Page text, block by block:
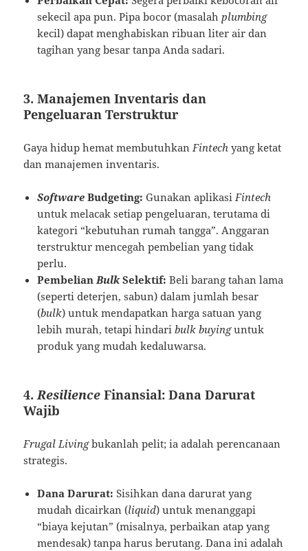
sekecil apa pun. Pipa bocor (masalahplumbing
kecil) dapat menghabiskan ribuan liter air dan
tagihan yang besar tanpa Anda sadari.
3. Manajemen Inventaris dan
Pengeluaran Terstruktur
Gaya hidup hemat membutuhkanFintech yang ketat
dan manajemen inventaris.
Software Budgeting: Gunakan aplikasiFintech
untuk melacak setiap pengeluaran, terutama di
kategori “kebutuhan rumah tangga”. Anggaran
terstruktur mencegah pembelian yang tidak
perlu.
PembelianBulkSelektif: Beli barang tahan lama
(seperti deterjen, sabun) dalam jumlah besar
(bulk) untuk mendapatkan harga satuan yang
lebih murah, tetapi hindaribulk buyinguntuk
produk yang mudah kedaluwarsa.
4.Resilience Finansial: Dana Darurat
Wajib
Frugal Livingbukanlah pelit; ia adalah perencanaan
strategis.
Dana Darurat: Sisihkan dana darurat yang
mudah dicairkan (liquid) untuk menanggapi
“biaya kejutan” (misalnya, perbaikan atap yang
mendesak) tanpa harus berutang. Dana ini adalah